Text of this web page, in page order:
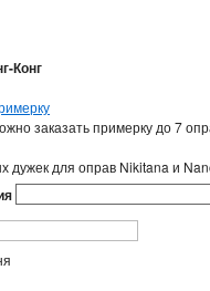
Конг
заказать примерку до 7
дужек для оправ Nikitana и